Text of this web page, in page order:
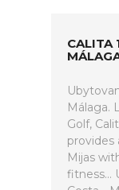
CALITA
Málaga.
Golf,
provides
Mijas
fitness...